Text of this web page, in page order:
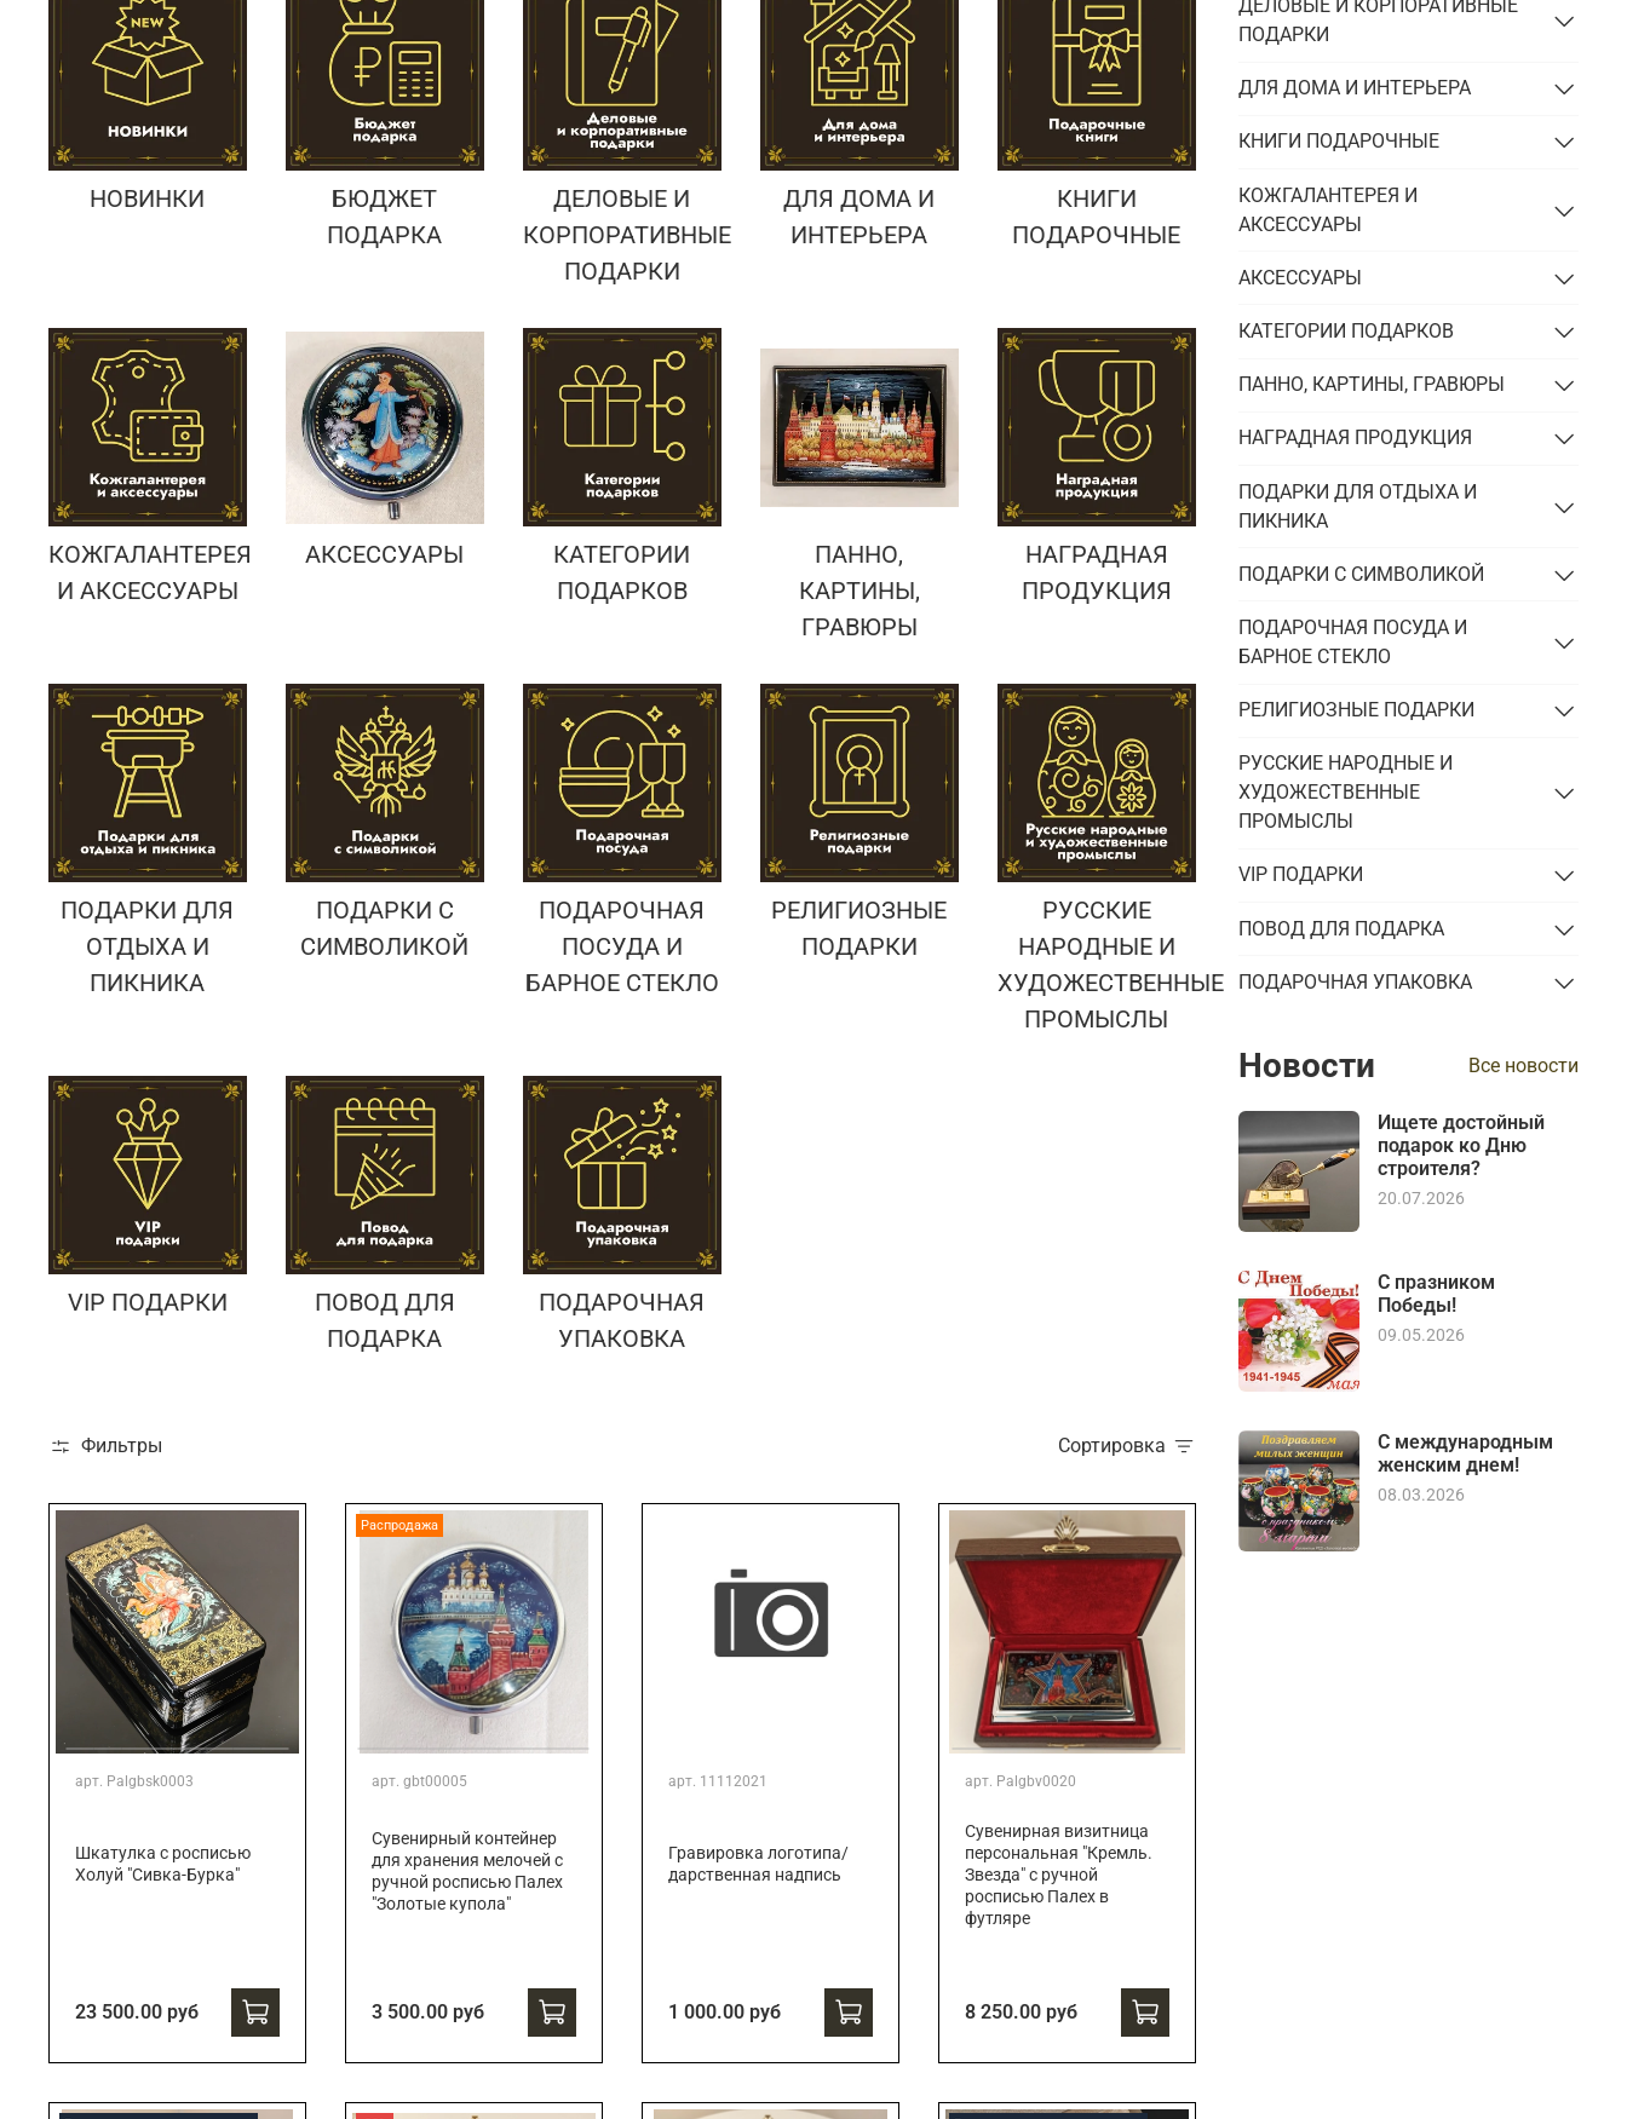
Подарки банковскому работнику
Подарки брокеру
Подарки директору/руководителю
Подарки страховщику
Подарки строителю
Подарки учителю
Подарки энергетику
Подарки юристу
НОВИНКИ
БЮДЖЕТ
ПОДАРКА
ДЕЛОВЫЕ И
КОРПОРАТИВНЫЕ
ПОДАРКИ
ДЛЯ ДОМА И
ИНТЕРЬЕРА
КНИГИ
ПОДАРОЧНЫЕ
КОЖГАЛАНТЕРЕЯ
И АКСЕССУАРЫ
АКСЕССУАРЫ
КАТЕГОРИИ
ПОДАРКОВ
ПАННО,
КАРТИНЫ,
ГРАВЮРЫ
НАГРАДНАЯ
ПРОДУКЦИЯ
ПОДАРКИ ДЛЯ
ОТДЫХА И
ПИКНИКА
ПОДАРКИ С
СИМВОЛИКОЙ
ПОДАРОЧНАЯ
ПОСУДА И
БАРНОЕ СТЕКЛО
РЕЛИГИОЗНЫЕ
ПОДАРКИ
РУССКИЕ
НАРОДНЫЕ И
ХУДОЖЕСТВЕННЫЕ
ПРОМЫСЛЫ
VIP ПОДАРКИ
ПОВОД ДЛЯ
ПОДАРКА
ПОДАРОЧНАЯ
УПАКОВКА
Фильтры Сортировка
арт. Palgbsk0003
Шкатулка с росписью
Холуй "Сивка-Бурка"
23 500.00 руб
Распродажа
арт. gbt00005
Сувенирный контейнер
для хранения мелочей с
ручной росписью Палех
"Золотые купола"
3 500.00 руб
арт. 11112021
Гравировка логотипа/
дарственная надпись
1 000.00 руб
арт. Palgbv0020
Сувенирная визитница
персональная "Кремль.
Звезда" с ручной
росписью Палех в
футляре
8 250.00 руб
ДЕЛОВЫЕ И КОРПОРАТИВНЫЕ
ПОДАРКИ
ДЛЯ ДОМА И ИНТЕРЬЕРА
КНИГИ ПОДАРОЧНЫЕ
КОЖГАЛАНТЕРЕЯ И
АКСЕССУАРЫ
АКСЕССУАРЫ
КАТЕГОРИИ ПОДАРКОВ
ПАННО, КАРТИНЫ, ГРАВЮРЫ
НАГРАДНАЯ ПРОДУКЦИЯ
ПОДАРКИ ДЛЯ ОТДЫХА И
ПИКНИКА
ПОДАРКИ С СИМВОЛИКОЙ
ПОДАРОЧНАЯ ПОСУДА И
БАРНОЕ СТЕКЛО
РЕЛИГИОЗНЫЕ ПОДАРКИ
РУССКИЕ НАРОДНЫЕ И
ХУДОЖЕСТВЕННЫЕ
ПРОМЫСЛЫ
VIP ПОДАРКИ
ПОВОД ДЛЯ ПОДАРКА
ПОДАРОЧНАЯ УПАКОВКА
Новости Все новости
Ищете достойный
подарок ко Дню
строителя?
20.07.2026
С празником
Победы!
09.05.2026
С международным
женским днем!
08.03.2026